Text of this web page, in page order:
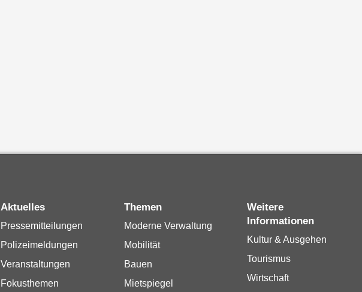
Aktuelles
Pressemitteilungen
Polizeimeldungen
Veranstaltungen
Fokusthemen
Themen
Moderne Verwaltung
Mobilität
Bauen
Mietspiegel
Weitere
Informationen
Kultur & Ausgehen
Tourismus
Wirtschaft